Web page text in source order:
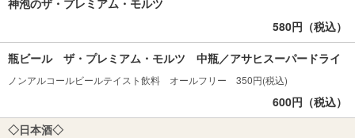
神泡のザ・プレミアム・モルツ
580円（税込）
瓶ビール ザ・プレミアム・モルツ 中瓶／アサヒスーパードライ
ノンアルコールビールテイスト飲料 オールフリー 350円(税込)
600円（税込）
◇日本酒◇